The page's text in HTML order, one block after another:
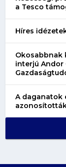
a Tesco
Híres
Okosabbnak
interjú Andor
A daganatok